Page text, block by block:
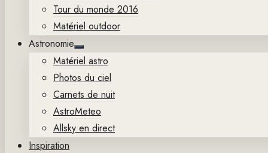
Tour du monde 2016
Matériel outdoor
Astronomie
Show
sub
menu
Matériel astro
Photos du ciel
Carnets de nuit
AstroMeteo
Allsky en direct
Inspiration